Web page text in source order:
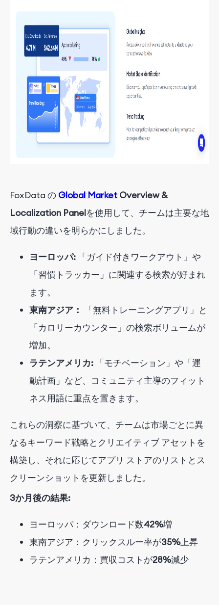
FoxData の Global Market Overview &
Localization Panelを使用して、チームは主要な地
域行動の違いを明らかにしました。
ヨーロッパ:
「ガイド付きワークアウト」や
「習慣トラッカー」に関連する検索が好まれ
ます。
東南アジア：
「無料トレーニングアプリ」と
「カロリーカウンター」の検索ボリュームが
増加。
ラテンアメリカ:
「モチベーション」や「運
動計画」など、コミュニティ主導のフィット
ネス用語に重点を置きます。
これらの洞察に基づいて、チームは市場ごとに異
なるキーワード戦略とクリエイティブ アセットを
構築し、それに応じてアプリ ストアのリストとス
クリーンショットを更新しました。
3か月後の結果:
ヨーロッパ：ダウンロード数42%増
東南アジア：クリックスルー率が35%上昇
ラテンアメリカ：買収コストが28%減少